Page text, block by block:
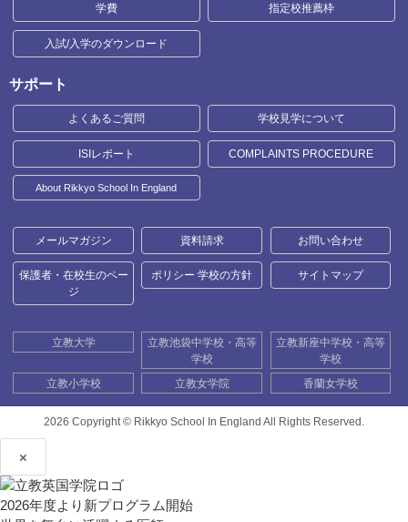
学費 指定校推薦枠
入試/入学のダウンロード
サポート
よくあるご質問 学校見学について
ISIレポート COMPLAINTS PROCEDURE
About Rikkyo School In England
メールマガジン 資料請求 お問い合わせ
保護者・在校生のペー
ジ
ポリシー 学校の方針 サイトマップ
立教大学
立教池袋中学校・高等
学校
立教新座中学校・高等
学校
立教小学校
立教女学院 香蘭女学校
2026 Copyright © Rikkyo School In England All Rights Reserved.
×
2026年度より新プログラム開始